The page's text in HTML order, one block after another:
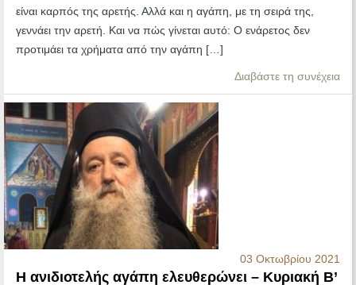
είναι καρπός της αρετής. Αλλά και η αγάπη, με τη σειρά της,
γεννάει την αρετή. Και να πώς γίνεται αυτό: Ο ενάρετος δεν
προτιμάει τα χρήματα από την αγάπη […]
Διαβάστε τη συνέχεια
03 Οκτωβρίου 2021
Η ανιδιοτελής αγάπη ελευθερώνει – Κυριακή Β’